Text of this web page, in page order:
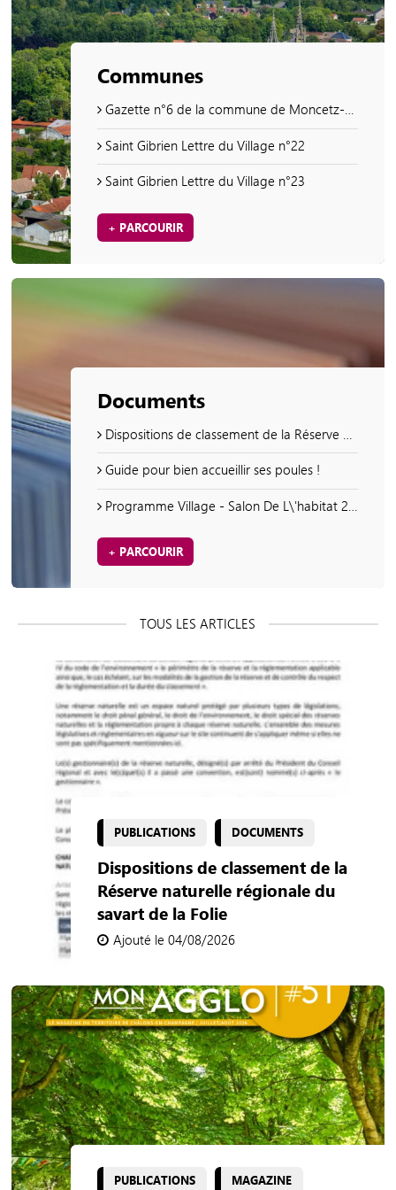
Communes
Gazette n°6 de la commune de Moncetz-Longevas
Saint Gibrien Lettre du Village n°22
Saint Gibrien Lettre du Village n°23
+ PARCOURIR
Documents
Dispositions de classement de la Réserve naturelle régionale du savart de la Folie
Guide pour bien accueillir ses poules !
Programme Village - Salon De L\'habitat 2026
+ PARCOURIR
PUBLICATIONS DOCUMENTS
Dispositions de classement de la
Réserve naturelle régionale du
savart de la Folie
Ajouté le 04/08/2026
PUBLICATIONS MAGAZINE